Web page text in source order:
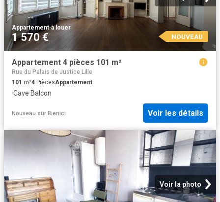
Appartement·à louer
1 570 € NOUVEAU
Appartement 4 pièces 101 m²
Rue du Palais de Justice Lille
101 m²4 PiècesAppartement
·Cave·Balcon
Nouveau sur Bienici Voir les détails
Voir la photo